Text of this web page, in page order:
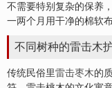
不需要特别复杂的保养
一两个月用干净的棉软
不同树种的雷击木
传统民俗里雷击枣木的